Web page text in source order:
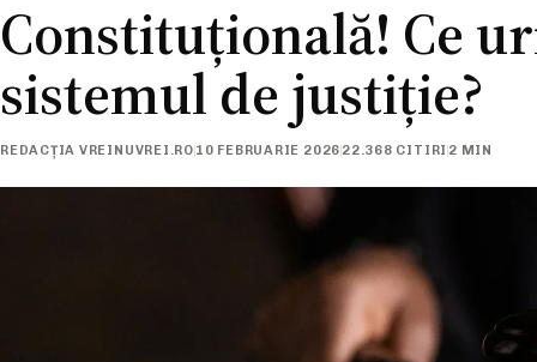
Constituțională! Ce
sistemul de justiție?
REDACȚIA VREINUVREI.RO 10 FEBRUARIE 2026 22.368 CITIRI 2 MIN